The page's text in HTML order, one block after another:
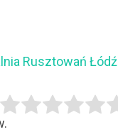
Rusztowań Łódź